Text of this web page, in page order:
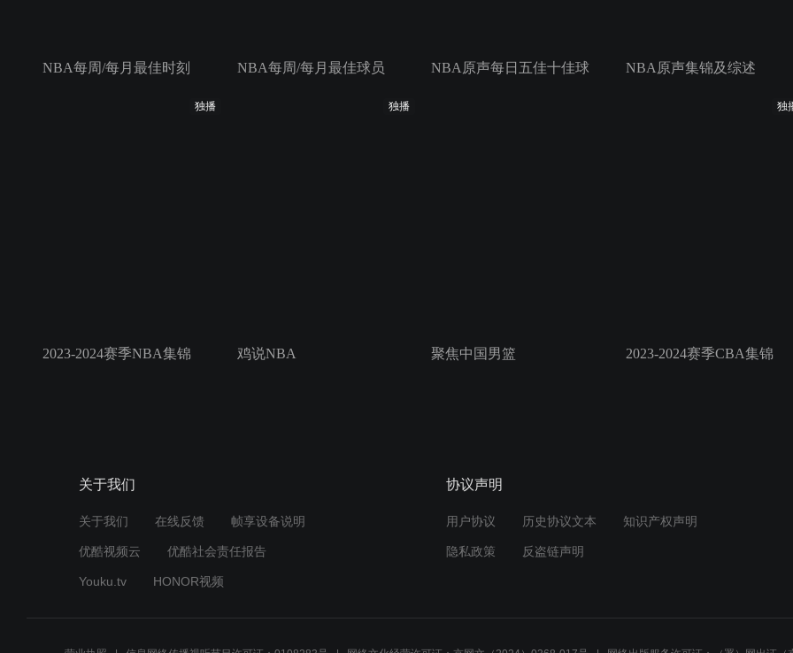
NBA每周/每月最佳时刻 NBA每周/每月最佳球员 NBA原声每日五佳十佳球 NBA原声集锦及综述
独播
2023-2024赛季NBA集锦
独播
鸡说NBA 聚焦中国男篮
独
2023-2024赛季CBA集锦
关于我们
关于我们 在线反馈 帧享设备说明
优酷视频云 优酷社会责任报告
Youku.tv HONOR视频
协议声明
用户协议 历史协议文本 知识产权声明
隐私政策 反盗链声明